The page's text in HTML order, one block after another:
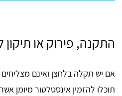
התקנה, פירוק או תיקון
אם יש תקלה בלחצן ואינם
תוכלו להזמין אינסטלטור מיומן